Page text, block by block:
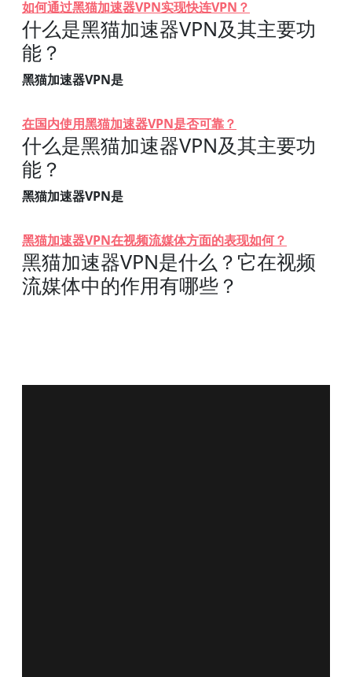
如何通过黑猫加速器VPN实现快连VPN？
什么是黑猫加速器VPN及其主要功
能？
黑猫加速器VPN是
在国内使用黑猫加速器VPN是否可靠？
什么是黑猫加速器VPN及其主要功
能？
黑猫加速器VPN是
黑猫加速器VPN在视频流媒体方面的表现如何？
黑猫加速器VPN是什么？它在视频
流媒体中的作用有哪些？